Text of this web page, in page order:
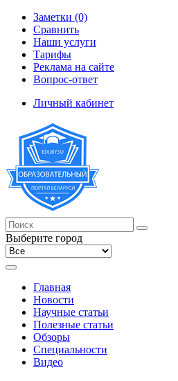
Заметки (0)
Сравнить
Наши услуги
Тарифы
Реклама на сайте
Вопрос-ответ
Личный кабинет
Выберите город
Главная
Новости
Научные статьи
Полезные статьи
Обзоры
Специальности
Видео